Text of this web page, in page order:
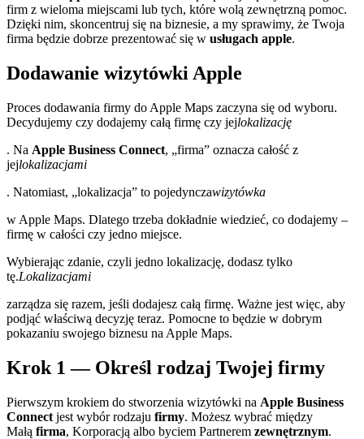
firm z wieloma miejscami lub tych, które wolą zewnętrzną pomoc.
Dzięki nim, skoncentruj się na biznesie, a my sprawimy, że Twoja
firma będzie dobrze prezentować się w usługach apple.
Dodawanie wizytówki Apple
Proces dodawania firmy do Apple Maps zaczyna się od wyboru.
Decydujemy czy dodajemy całą firmę czy jejlokalizację
. Na Apple Business Connect, „firma” oznacza całość z
jejlokalizacjami
. Natomiast, „lokalizacja” to pojedynczawizytówka
w Apple Maps. Dlatego trzeba dokładnie wiedzieć, co dodajemy –
firmę w całości czy jedno miejsce.
Wybierając zdanie, czyli jedno lokalizację, dodasz tylko
tę.Lokalizacjami
zarządza się razem, jeśli dodajesz całą firmę. Ważne jest więc, aby
podjąć właściwą decyzję teraz. Pomocne to będzie w dobrym
pokazaniu swojego biznesu na Apple Maps.
Krok 1 — Określ rodzaj Twojej firmy
Pierwszym krokiem do stworzenia wizytówki na Apple Business
Connect jest wybór rodzaju firmy. Możesz wybrać między
Małą firma, Korporacją albo byciem Partnerem zewnętrznym.